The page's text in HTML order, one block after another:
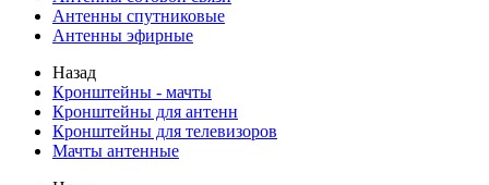
Антенны спутниковые
Антенны эфирные
Назад
Кронштейны - мачты
Кронштейны для антенн
Кронштейны для телевизоров
Мачты антенные